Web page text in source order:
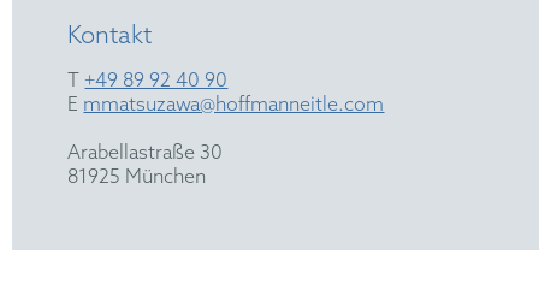
Kontakt
T +49 89 92 40 90
E mmatsuzawa@hoffmanneitle.com
Arabellastraße 30
81925 München